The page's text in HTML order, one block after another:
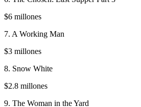
$6 millones
7. A Working Man
$3 millones
8. Snow White
$2.8 millones
9. The Woman in the Yard